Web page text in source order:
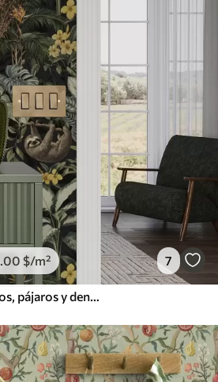
.00 $/m² 7
Selva tropical con monos, pájaros y denso follaje